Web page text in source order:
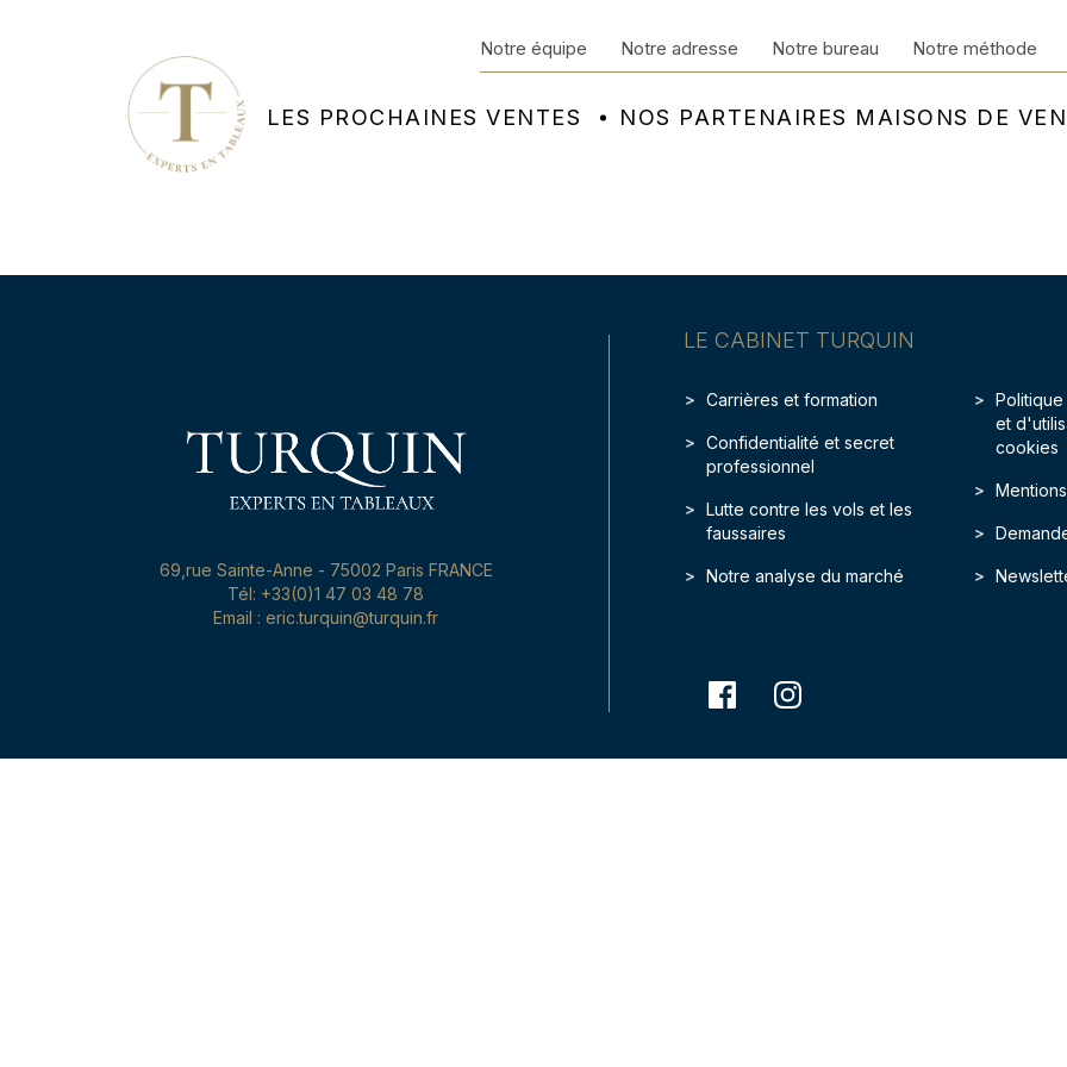
LES PROCHAINES VENTES NOS PARTENAIRES MAISONS DE
Notre équipe Notre adresse Notre bureau Notre méthode
LE CABINET TURQUIN
Carrières et formation
Confidentialité et secret
professionnel
Lutte contre les vols et les
faussaires
Notre analyse du marché
et
cookies
69,rue Sainte-Anne - 75002 Paris FRANCE
Tél: +33(0)1 47 03 48 78
Email : eric.turquin@turquin.fr